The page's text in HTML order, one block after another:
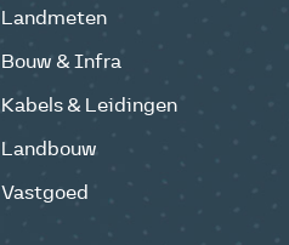
Landmeten
Bouw & Infra
Kabels & Leidingen
Landbouw
Vastgoed